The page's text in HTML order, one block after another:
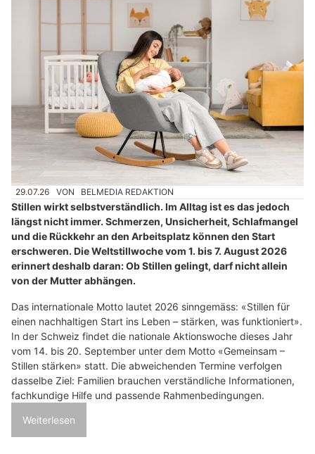
29.07.26 VON BELMEDIA REDAKTION
Stillen wirkt selbstverständlich. Im Alltag ist es das jedoch
längst nicht immer. Schmerzen, Unsicherheit, Schlafmangel
und die Rückkehr an den Arbeitsplatz können den Start
erschweren. Die Weltstillwoche vom 1. bis 7. August 2026
erinnert deshalb daran: Ob Stillen gelingt, darf nicht allein
von der Mutter abhängen.
Das internationale Motto lautet 2026 sinngemäss: «Stillen für
einen nachhaltigen Start ins Leben – stärken, was funktioniert».
In der Schweiz findet die nationale Aktionswoche dieses Jahr
vom 14. bis 20. September unter dem Motto «Gemeinsam –
Stillen stärken» statt. Die abweichenden Termine verfolgen
dasselbe Ziel: Familien brauchen verständliche Informationen,
fachkundige Hilfe und passende Rahmenbedingungen.
Weiterlesen